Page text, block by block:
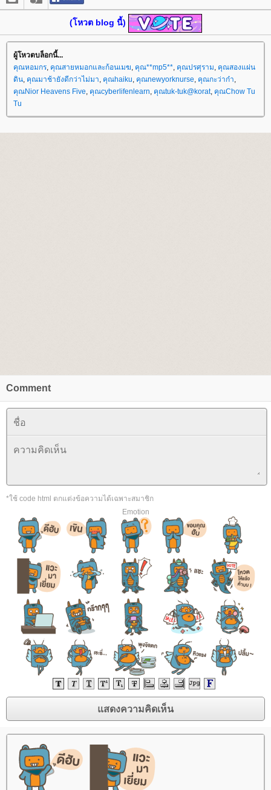
(โหวต blog นี้)
ผู้โหวตบล็อกนี้...
คุณหอมกร, คุณสายหมอกและก้อนเมฆ, คุณ**mp5**, คุณปรศุราม, คุณสองแผ่น
ดิน, คุณมาช้ายังดีกว่าไม่มา, คุณhaiku, คุณnewyorknurse, คุณกะว่าก๋า,
คุณNior Heavens Five, คุณcyberlifenlearn, คุณtuk-tuk@korat, คุณChow Tu
Tu
Comment
*ใช้ code html ตกแต่งข้อความได้เฉพาะสมาชิก
Emotion